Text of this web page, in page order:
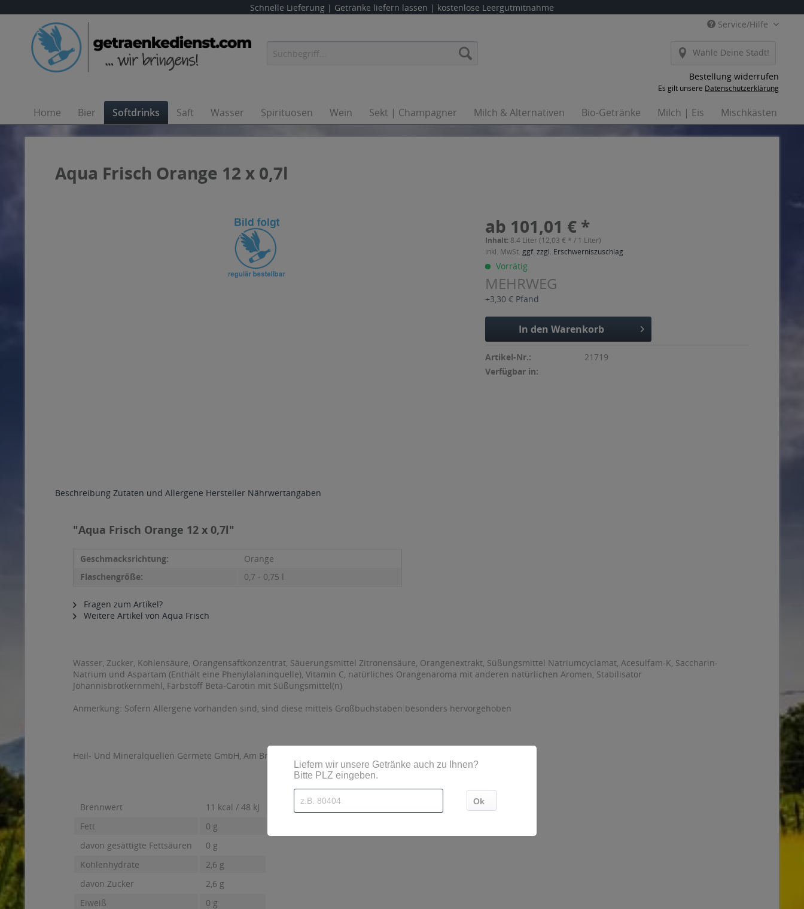
Schnelle Lieferung | Getränke liefern lassen | kostenlose Leergutmitnahme
Service/Hilfe
Wähle Deine Stadt!
Bestellung widerrufen
Es gilt unsere Datenschutzerklärung
Home Bier Softdrinks Saft Wasser Spirituosen Wein Sekt | Champagner Milch & Alternativen Bio-Getränke Milch | Eis Mischkästen
Aqua Frisch Orange 12 x 0,7l
ab 101,01 € *
Inhalt: 8.4 Liter (12,03 € * / 1 Liter)
inkl. MwSt. ggf. zzgl. Erschwerniszuschlag
Vorrätig
MEHRWEG
+3,30 € Pfand
In den Warenkorb
Artikel-Nr.:
21719
Verfügbar in:
Beschreibung Zutaten und Allergene Hersteller Nährwertangaben
"Aqua Frisch Orange 12 x 0,7l"
Geschmacksrichtung:
Orange
Flaschengröße:
0,7 - 0,75 l
Fragen zum Artikel?
Weitere Artikel von Aqua Frisch
Wasser, Zucker, Kohlensäure, Orangensaftkonzentrat, Säuerungsmittel Zitronensäure, Orangenextrakt, Süßungsmittel Natriumcyclamat, Acesulfam-K, Saccharin-
Natrium und Aspartam (Enthält eine Phenylalaninquelle), Vitamin C, natürliches Orangenaroma mit anderen natürlichen Aromen, Stabilisator
Johannisbrotkernmehl, Farbstoff Beta-Carotin mit Süßungsmittel(n)
Anmerkung: Sofern Allergene vorhanden sind, sind diese mittels Großbuchstaben besonders hervorgehoben
Heil- Und Mineralquellen Germete GmbH, Am Brunnen 9, 34414 Warburg
Brennwert
11 kcal / 48 kJ
Fett
0 g
davon gesättigte Fettsäuren
0 g
Kohlenhydrate
2,6 g
davon Zucker
2,6 g
Eiweiß
0 g